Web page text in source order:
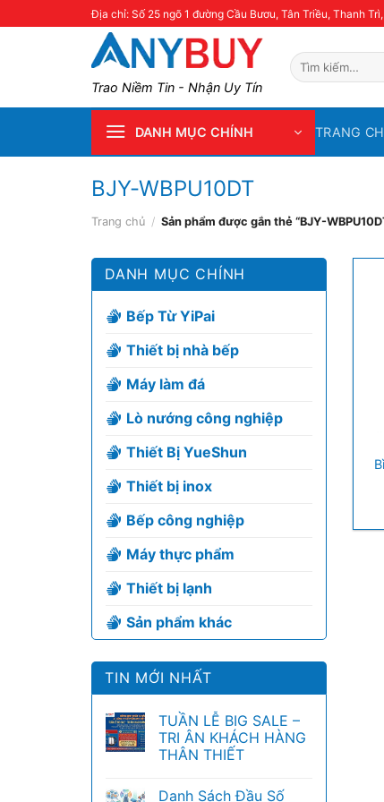
Địa chỉ: Số 25 ngõ 1 đường Cầu Bươu, Tân Triều, Thanh
Trao Niềm Tin - Nhận Uy Tín
Tìm
kiếm:
DANH MỤC CHÍNH TRANG
BJY-WBPU10DT
Trang chủ / Sản phẩm được gắn thẻ “BJY-
DANH MỤC CHÍNH
Bếp Từ YiPai
Thiết bị nhà bếp
Máy làm đá
Lò nướng công nghiệp
Thiết Bị YueShun
Thiết bị inox
Bếp công nghiệp
Máy thực phẩm
Thiết bị lạnh
Sản phẩm khác
TIN MỚI NHẤT
TUẦN LỄ BIG SALE –
TRI ÂN KHÁCH HÀNG
THÂN THIẾT
Danh Sách Đầu Số